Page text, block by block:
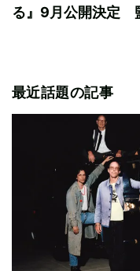
る』9月公開決定
最近話題の記事